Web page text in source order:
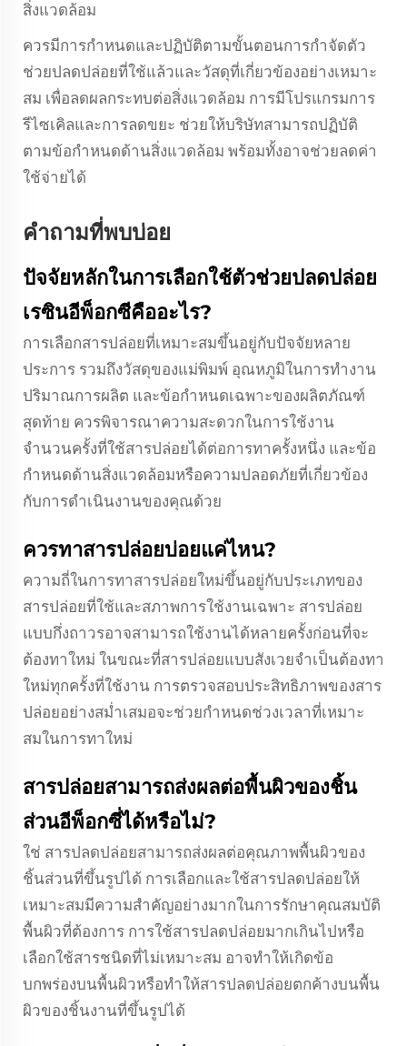
สิ่งแวดล้อม
ควรมีการกำหนดและปฏิบัติตามขั้นตอนการกำจัดตัว
ช่วยปลดปล่อยที่ใช้แล้วและวัสดุที่เกี่ยวข้องอย่างเหมาะ
สม เพื่อลดผลกระทบต่อสิ่งแวดล้อม การมีโปรแกรมการ
รีไซเคิลและการลดขยะ ช่วยให้บริษัทสามารถปฏิบัติ
ตามข้อกำหนดด้านสิ่งแวดล้อม พร้อมทั้งอาจช่วยลดค่า
ใช้จ่ายได้
คำถามที่พบบ่อย
ปัจจัยหลักในการเลือกใช้ตัวช่วยปลดปล่อย
เรซินอีพ็อกซีคืออะไร?
การเลือกสารปล่อยที่เหมาะสมขึ้นอยู่กับปัจจัยหลาย
ประการ รวมถึงวัสดุของแม่พิมพ์ อุณหภูมิในการทำงาน
ปริมาณการผลิต และข้อกำหนดเฉพาะของผลิตภัณฑ์
สุดท้าย ควรพิจารณาความสะดวกในการใช้งาน
จำนวนครั้งที่ใช้สารปล่อยได้ต่อการทาครั้งหนึ่ง และข้อ
กำหนดด้านสิ่งแวดล้อมหรือความปลอดภัยที่เกี่ยวข้อง
กับการดำเนินงานของคุณด้วย
ควรทาสารปล่อยบ่อยแค่ไหน?
ความถี่ในการทาสารปล่อยใหม่ขึ้นอยู่กับประเภทของ
สารปล่อยที่ใช้และสภาพการใช้งานเฉพาะ สารปล่อย
แบบกึ่งถาวรอาจสามารถใช้งานได้หลายครั้งก่อนที่จะ
ต้องทาใหม่ ในขณะที่สารปล่อยแบบสังเวยจำเป็นต้องทา
ใหม่ทุกครั้งที่ใช้งาน การตรวจสอบประสิทธิภาพของสาร
ปล่อยอย่างสม่ำเสมอจะช่วยกำหนดช่วงเวลาที่เหมาะ
สมในการทาใหม่
สารปล่อยสามารถส่งผลต่อพื้นผิวของชิ้น
ส่วนอีพ็อกซี่ได้หรือไม่?
ใช่ สารปลดปล่อยสามารถส่งผลต่อคุณภาพพื้นผิวของ
ชิ้นส่วนที่ขึ้นรูปได้ การเลือกและใช้สารปลดปล่อยให้
เหมาะสมมีความสำคัญอย่างมากในการรักษาคุณสมบัติ
พื้นผิวที่ต้องการ การใช้สารปลดปล่อยมากเกินไปหรือ
เลือกใช้สารชนิดที่ไม่เหมาะสม อาจทำให้เกิดข้อ
บกพร่องบนพื้นผิวหรือทำให้สารปลดปล่อยตกค้างบนพื้น
ผิวของชิ้นงานที่ขึ้นรูปได้